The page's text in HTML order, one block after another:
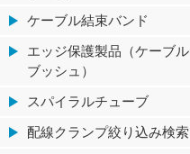
ケーブル結束バンド
エッジ保護製品（ケーブル
ブッシュ）
スパイラルチューブ
配線クランプ絞り込み検索